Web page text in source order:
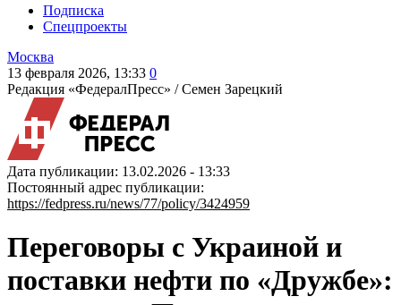
Подписка
Спецпроекты
Москва
13 февраля 2026, 13:33 0
Редакция «ФедералПресс» /Семен Зарецкий
Дата публикации: 13.02.2026 - 13:33
Постоянный адрес публикации:
https://fedpress.ru/news/77/policy/3424959
Переговоры с Украиной и
поставки нефти по «Дружбе»: